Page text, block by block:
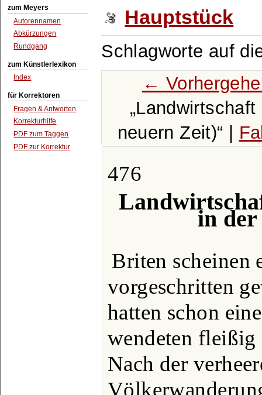
zum Meyers
Autorennamen
Abkürzungen
Rundgang
zum Künstlerlexikon
Index
für Korrektoren
Fragen & Antworten
Korrekturhilfe
PDF zum Taggen
PDF zur Korrektur
Hauptstück
Schlagworte auf
←
neuern Zeit)
476
in der
Briten scheinen
vorgeschritten
hatten schon
wendeten
Nach der